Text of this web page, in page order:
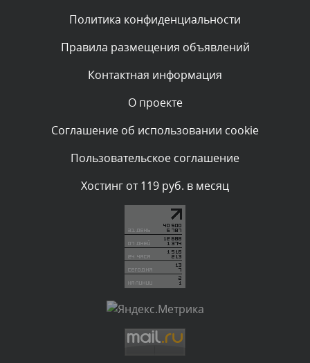
Комментарий проверяется
администратором.
Комментарий проверяется
администратором.
Комментарий проверяется
Текст комментария будет виден после проверки
Комментарий проверяется
Текст комментария будет виден после проверки
администратором.
Политика конфиденциальности
Правила размещения объявлений
Контактная информация
О проекте
Соглашение об использовании cookie
Пользовательское соглашение
Хостинг от 119 руб. в месяц